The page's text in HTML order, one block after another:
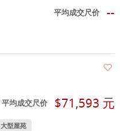
平均成交尺价
--
平均成交尺价
$71,593 元
大型屋苑